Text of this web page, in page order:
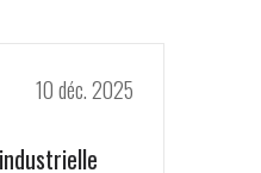
10 déc. 2025